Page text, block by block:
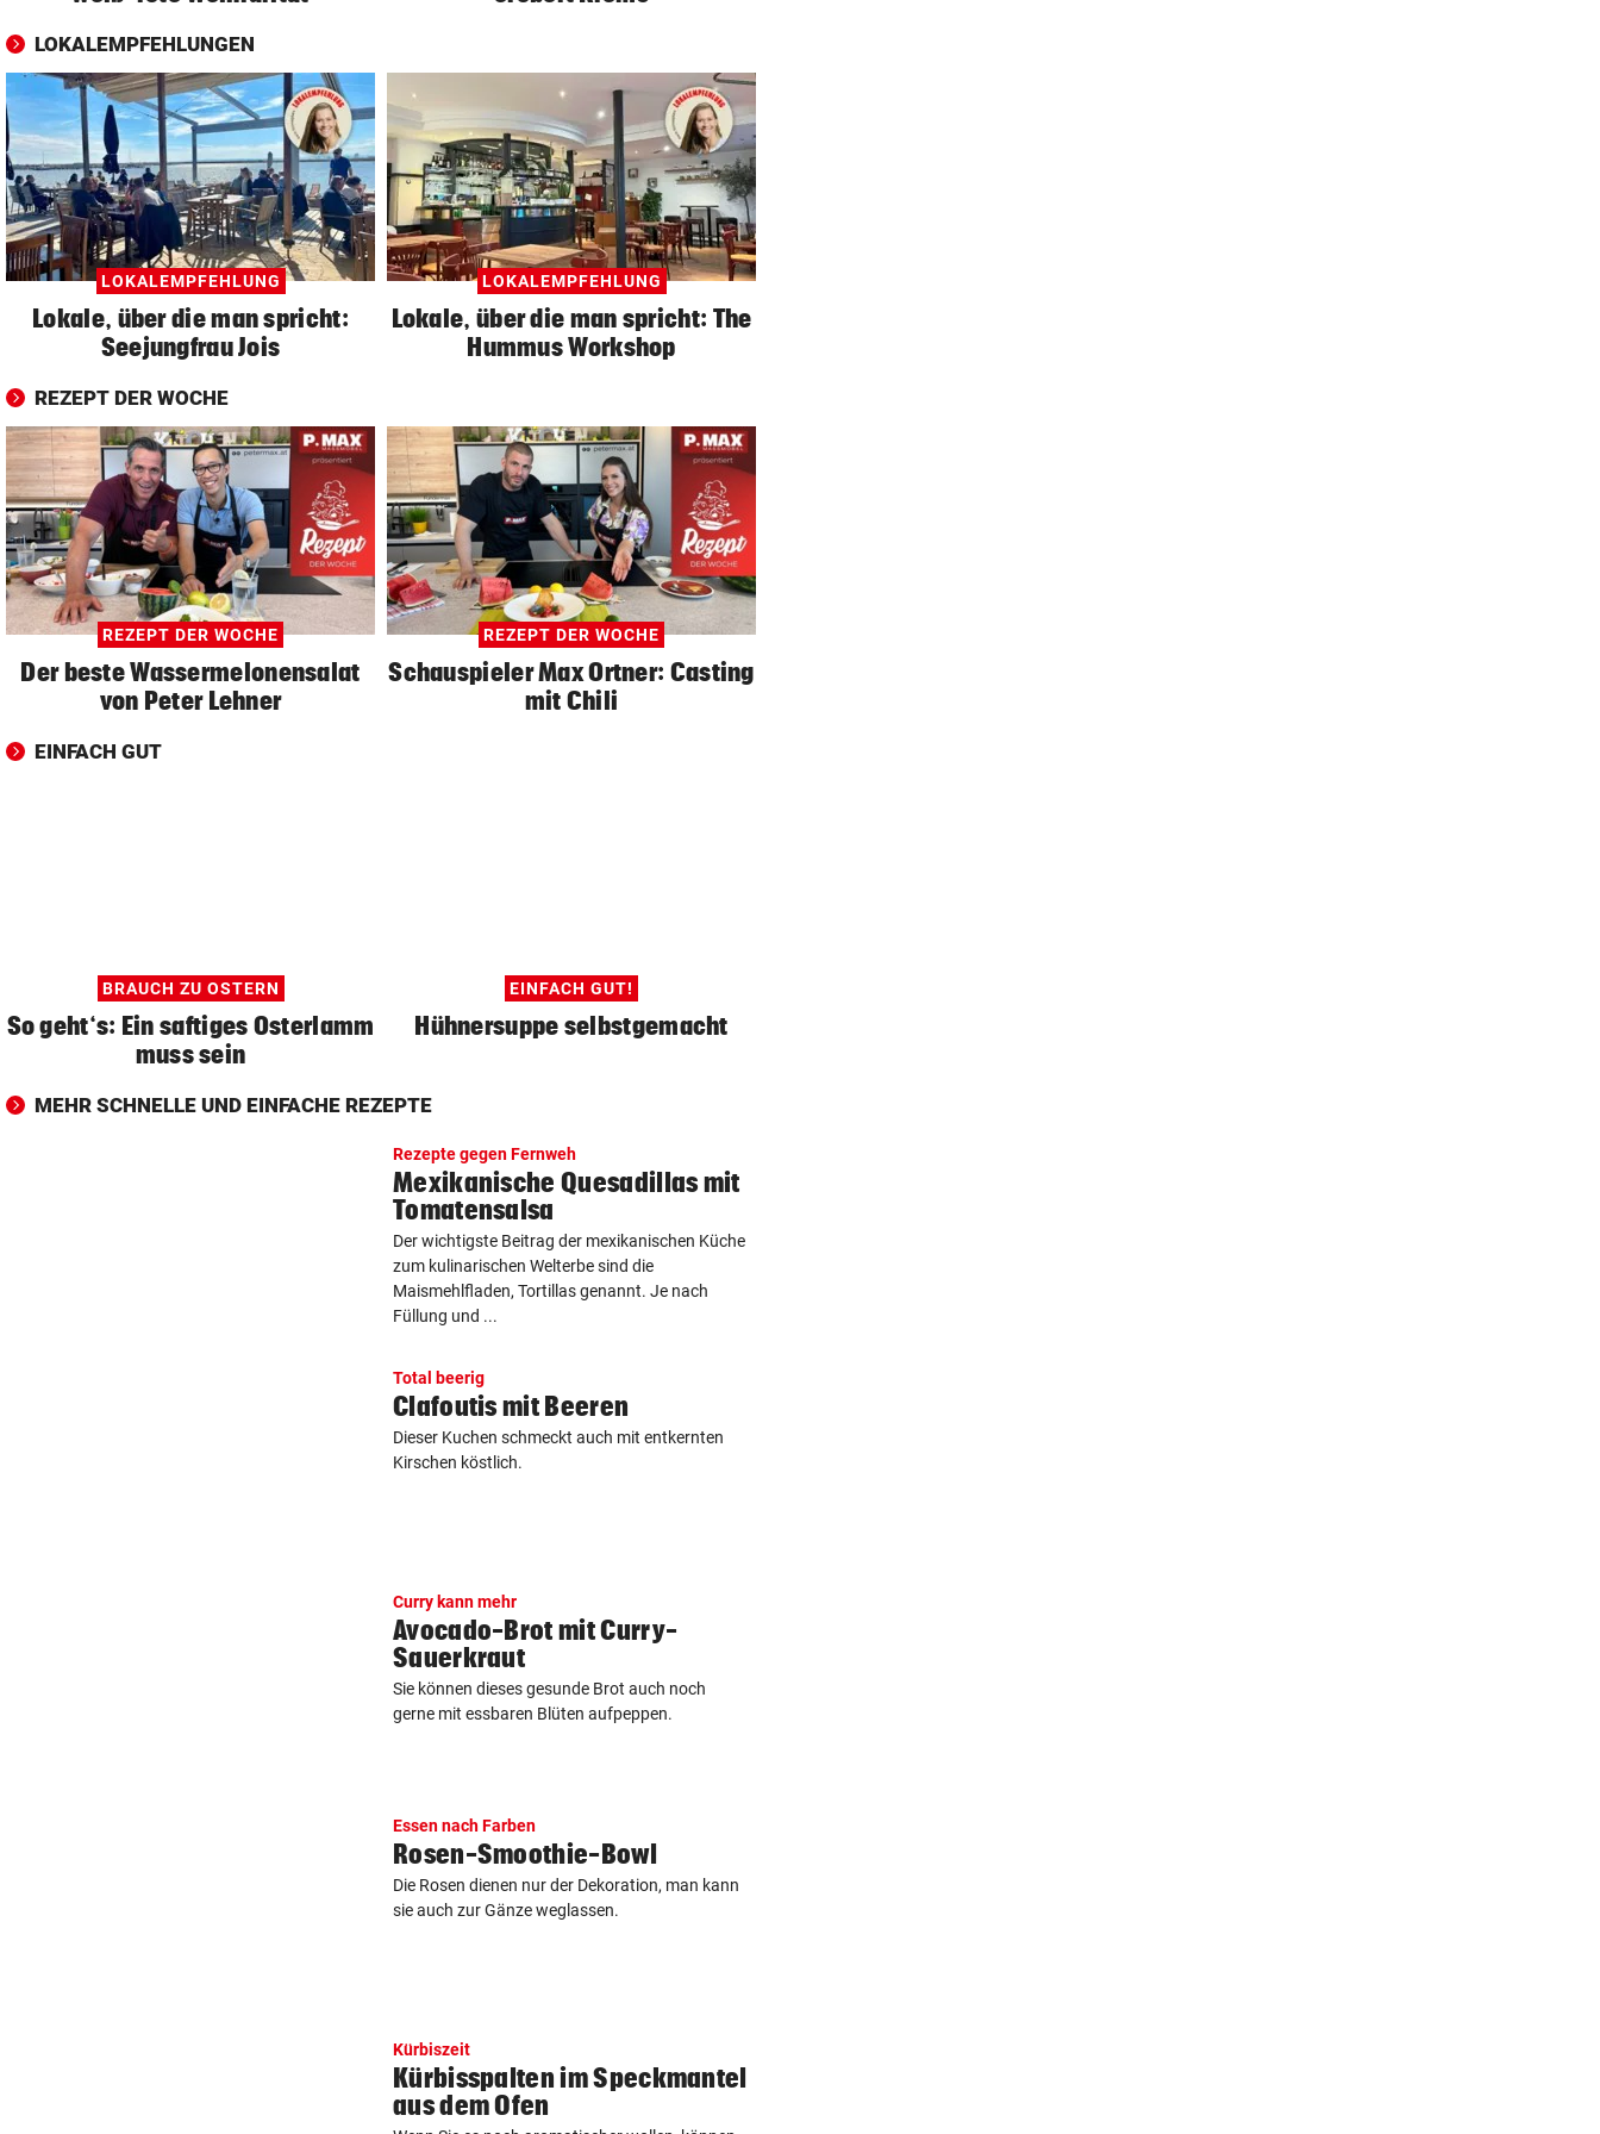
LOKALEMPFEHLUNGEN
LOKALEMPFEHLUNG
Lokale, über die man spricht:
Seejungfrau Jois
LOKALEMPFEHLUNG
Lokale, über die man spricht: The
Hummus Workshop
REZEPT DER WOCHE
REZEPT DER WOCHE
Der beste Wassermelonensalat
von Peter Lehner
REZEPT DER WOCHE
Schauspieler Max Ortner: Casting
mit Chili
EINFACH GUT
BRAUCH ZU OSTERN
So geht‘s: Ein saftiges Osterlamm
muss sein
EINFACH GUT!
Hühnersuppe selbstgemacht
MEHR SCHNELLE UND EINFACHE REZEPTE
Rezepte gegen Fernweh
Mexikanische Quesadillas mit
Tomatensalsa
Der wichtigste Beitrag der mexikanischen Küche
zum kulinarischen Welterbe sind die
Maismehlfladen, Tortillas genannt. Je nach
Füllung und ...
Total beerig
Clafoutis mit Beeren
Dieser Kuchen schmeckt auch mit entkernten
Kirschen köstlich.
Curry kann mehr
Avocado-Brot mit Curry-
Sauerkraut
Sie können dieses gesunde Brot auch noch
gerne mit essbaren Blüten aufpeppen.
Essen nach Farben
Rosen-Smoothie-Bowl
Die Rosen dienen nur der Dekoration, man kann
sie auch zur Gänze weglassen.
Kürbiszeit
Kürbisspalten im Speckmantel
aus dem Ofen